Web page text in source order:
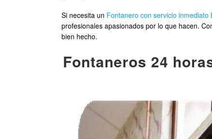
Si necesita un Fontanero con servicio inmediato
profesionales apasionados por lo que hacen.
bien hecho.
Fontaneros 24